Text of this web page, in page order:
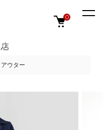
0
アウター